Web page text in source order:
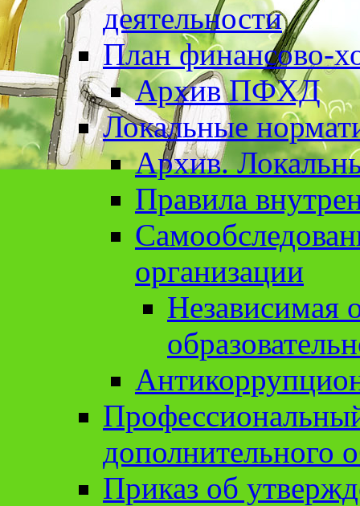
деятельности
План финансово-
Архив ПФХД
Локальные
Архив.
Правила
организации
Независимая
дополнительного
Приказ об